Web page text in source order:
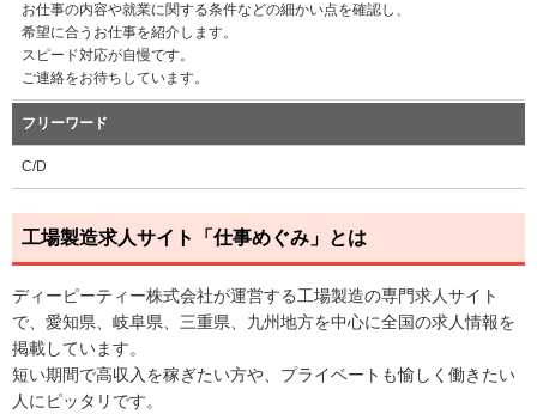
お仕事の内容や就業に関する条件などの細かい点を確認し、
希望に合うお仕事を紹介します。
スピード対応が自慢です。
ご連絡をお待ちしています。
フリーワード
C/D
工場製造求人サイト「仕事めぐみ」とは
ディーピーティー株式会社が運営する工場製造の専門求人サイト
で、愛知県、岐阜県、三重県、九州地方を中心に全国の求人情報を
掲載しています。
短い期間で高収入を稼ぎたい方や、プライベートも愉しく働きたい
人にピッタリです。